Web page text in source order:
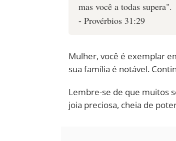
mas você a todas supera".
- Provérbios 31:29
Mulher, você é exemplar
sua família é notável.
Lembre-se de que muitos
joia preciosa, cheia de